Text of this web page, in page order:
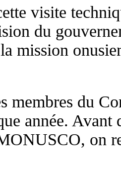
visite
du
mission
membres du
année.
on